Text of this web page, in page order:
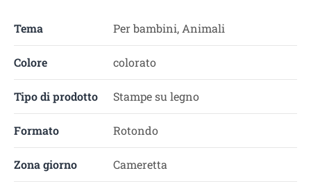
Tema Per bambini, Animali
Colore colorato
Tipo di prodotto Stampe su legno
Formato Rotondo
Zona giorno Cameretta